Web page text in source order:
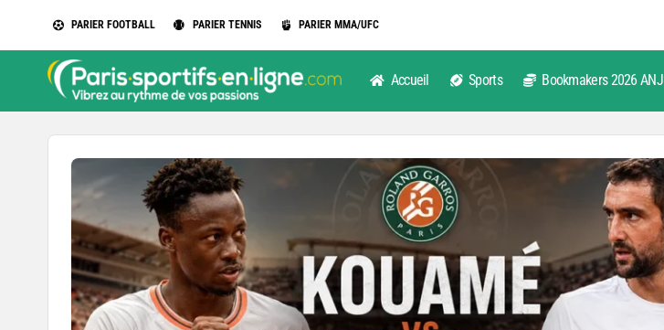
contenu
PARIER FOOTBALL PARIER TENNIS PARIER MMA/UFC
Accueil Sports Bookmakers 2026 ANJ